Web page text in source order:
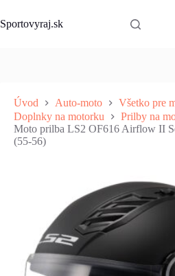
to
content
Sportovyraj.sk
Úvod Auto-moto
Všetko pre
Doplnky na motorku
Prilby na
Moto prilba LS2 OF616 Airflow II
(55-56)